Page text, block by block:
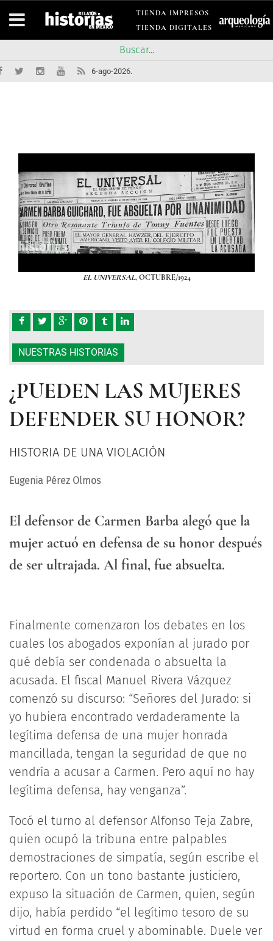
TIENDA IMPRESOS
TIENDA DIGITALES
6-ago-2026.
EL UNIVERSAL, OCTUBRE/1924
NUESTRAS HISTORIAS
¿PUEDEN LAS MUJERES
DEFENDER SU HONOR?
HISTORIA DE UNA VIOLACIÓN
Eugenia Pérez Olmos
El defensor de Carmen Barba alegó que la
mujer actuó en defensa de su honor después
de ser ultrajada. Al final, fue absuelta.
Finalmente comenzaron los debates en los
cuales los abogados exponían al jurado por
qué debía ser condenada o absuelta la
acusada. El fiscal Manuel Rivera Vázquez
comenzó su discurso: “Señores del Jurado: si
yo hubiera encontrado verdaderamente la
legítima defensa de una mujer honrada
mancillada, tengan la seguridad de que no
vendría a acusar a Carmen. Pero aquí no hay
legítima defensa, hay venganza”.
Tocó el turno al defensor Alfonso Teja Zabre,
quien ocupó la tribuna entre palpables
demostraciones de simpatía, según escribe el
reportero. Con un tono bastante justiciero,
expuso la situación de Carmen, quien, según
dijo, había perdido “el legítimo tesoro de su
virtud en forma cruel y abominable. Duele ver